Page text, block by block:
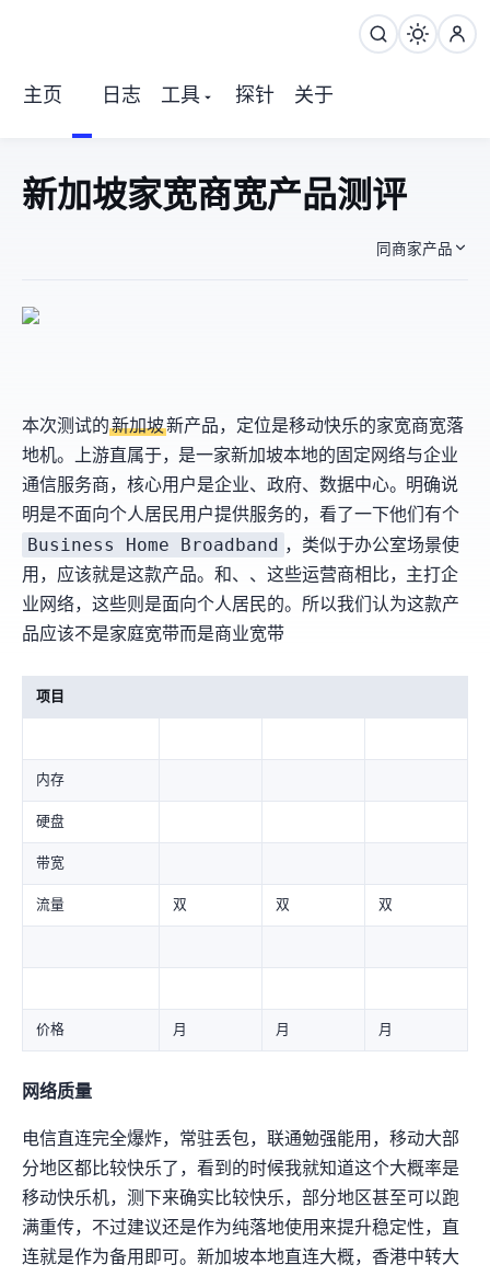
主页 日志 工具 探针 关于
Zorocloud 新加坡家宽/商宽产品 测评
同商家产品
本次测试Zorocloud的新加坡新产品，定位是移动快乐的家宽/商宽落
地机。上游直属于，SPTel是一家新加坡本地的固定网络与企业
通信服务商，核心用户是企业、政府、数据中心。SPTel明确说
明是不面向个人居民用户提供服务的，看了一下他们有个
Business Home Broadband ，类似于办公室场景使
用，应该就是这款产品。和Singtel、StarHub、M1这些运营商相比，SPTel主打企
业网络，Singtel这些则是面向个人居民的。所以我们认为这款产
品应该不是“家庭宽带”而是“商业宽带”
项目
内存
硬盘
带宽
流量 1.5TB(双) 4TB(双) 6TB(双)
价格 ¥188.00 CNY / 月 ¥288.00 CNY / 月 ¥588.00 CNY / 月
网络质量
电信直连完全爆炸，常驻10%丢包，联通勉强能用，移动大部
分地区都比较快乐了，看到 的时候我就知道这个大概率是
移动快乐机，测下来确实比较快乐，部分地区甚至可以跑
满500Mbps 0重传，不过建议还是作为纯落地使用来提升稳定性，直
连就是作为备用即可。新加坡本地直连大概2ms，香港中转大